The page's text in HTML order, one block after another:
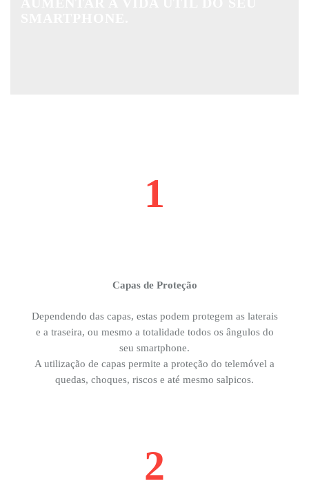
1
Capas de Proteção
Dependendo das capas, estas podem protegem as laterais
e a traseira, ou mesmo a totalidade todos os ângulos do
seu smartphone.
A utilização de capas permite a proteção do telemóvel a
quedas, choques, riscos e até mesmo salpicos.
2